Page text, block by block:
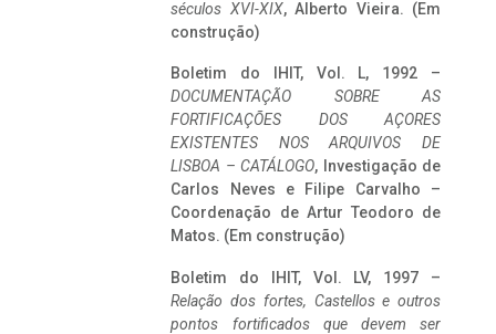
séculos XVI-XIX, Alberto Vieira. (Em
construção)
Boletim do IHIT, Vol. L, 1992 –
DOCUMENTAÇÃO SOBRE AS
FORTIFICAÇÕES DOS AÇORES
EXISTENTES NOS ARQUIVOS DE
LISBOA – CATÁLOGO, Investigação de
Carlos Neves e Filipe Carvalho –
Coordenação de Artur Teodoro de
Matos. (Em construção)
Boletim do IHIT, Vol. LV, 1997 –
Relação dos fortes, Castellos e outros
pontos fortificados que devem ser